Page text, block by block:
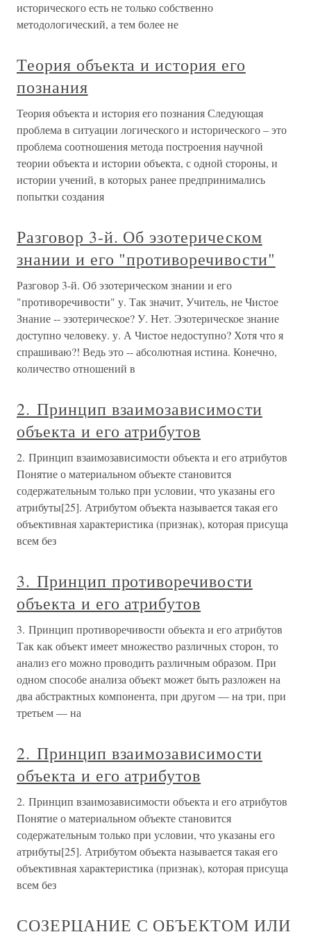
исторического есть не только собственно
методологический, а тем более не
Теория объекта и история его
познания
Теория объекта и история его познания Следующая
проблема в ситуации логического и исторического – это
проблема соотношения метода построения научной
теории объекта и истории объекта, с одной стороны, и
истории учений, в которых ранее предпринимались
попытки создания
Разговор 3-й. Об эзотерическом
знании и его "противоречивости"
Разговор 3-й. Об эзотерическом знании и его
"противоречивости" у. Так значит, Учитель, не Чистое
Знание -- эзотерическое? У. Нет. Эзотерическое знание
доступно человеку. у. А Чистое недоступно? Хотя что я
спрашиваю?! Ведь это -- абсолютная истина. Конечно,
количество отношений в
2. Принцип взаимозависимости
объекта и его атрибутов
2. Принцип взаимозависимости объекта и его атрибутов
Понятие о материальном объекте становится
содержательным только при условии, что указаны его
атрибуты[25]. Атрибутом объекта называется такая его
объективная характеристика (признак), которая присуща
всем без
3. Принцип противоречивости
объекта и его атрибутов
3. Принцип противоречивости объекта и его атрибутов
Так как объект имеет множество различных сторон, то
анализ его можно проводить различным образом. При
одном способе анализа объект может быть разложен на
два абстрактных компонента, при другом — на три, при
третьем — на
2. Принцип взаимозависимости
объекта и его атрибутов
2. Принцип взаимозависимости объекта и его атрибутов
Понятие о материальном объекте становится
содержательным только при условии, что указаны его
атрибуты[25]. Атрибутом объекта называется такая его
объективная характеристика (признак), которая присуща
всем без
СОЗЕРЦАНИЕ С ОБЪЕКТОМ ИЛИ